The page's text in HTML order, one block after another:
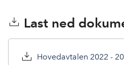
Last ned
Hovedavtalen 2022 -